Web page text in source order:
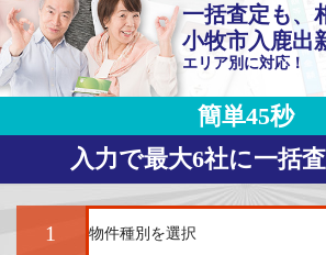
一括査定も、
小牧市入鹿出
エリア別に対応！
簡単45秒
入力で最大6社に一括査
1